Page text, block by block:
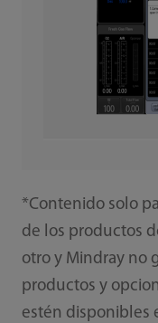
*Contenido solo
de los productos
otro y Mindray no
productos y
estén disponibles